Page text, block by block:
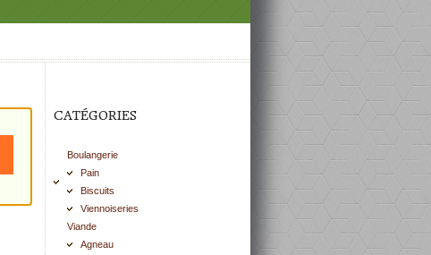
CATÉGORIES
Boulangerie
Pain
Biscuits
Viennoiseries
Viande
Agneau